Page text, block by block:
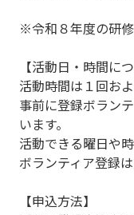
※令和８年度の研修
【活動日・時間につ
活動時間は１回お
事前に登録ボラン
います。
活動できる曜日や
ボランティア登録
【申込方法】